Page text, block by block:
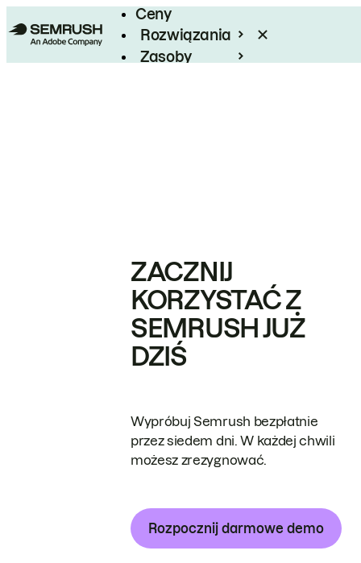
Ceny
Rozwiązania
Zasoby
ZACZNIJ
KORZYSTAĆ Z
SEMRUSH JUŻ
DZIŚ
Wypróbuj Semrush bezpłatnie
przez siedem dni. W każdej chwili
możesz zrezygnować.
Rozpocznij darmowe demo